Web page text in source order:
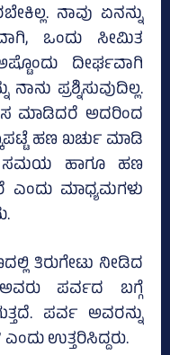
ನಾವು ಏನನ್ನು
ಒಂದು ಸೀಮಿತ
ದೀರ್ಘವಾಗಿ
ಪ್ರಶ್ನಿಸುವುದಿಲ್ಲ.
ಮಾಡಿದರೆ ಅದರಿಂದ
ಹಣ ಖರ್ಚು ಮಾಡಿ
ಸಮಯ ಹಾಗೂ ಹಣ
ಎಂದು ಮಾಧ್ಯಮಗಳು
ತಿರುಗೇಟು ನೀಡಿದ
ಅವರು ಪರ್ವದ ಬಗ್ಗೆ
ಪರ್ವ ಅವರನ್ನು
ಉತ್ತರಿಸಿದ್ದರು.